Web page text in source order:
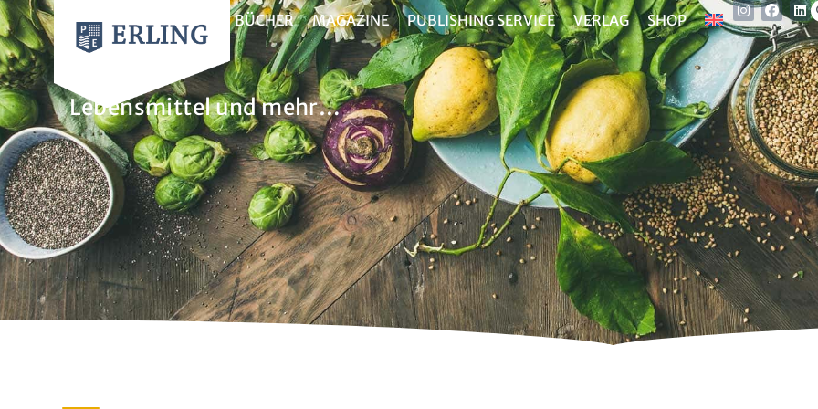
BÜCHER MAGAZINE PUBLISHING SERVICE VERLAG SHOP
Food
Lebensmittel und mehr…